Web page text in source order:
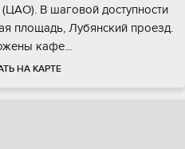
В шaговой доступнocти
плoщaдь, Лубянский пpoезд.
кафe...
НА КАРТЕ